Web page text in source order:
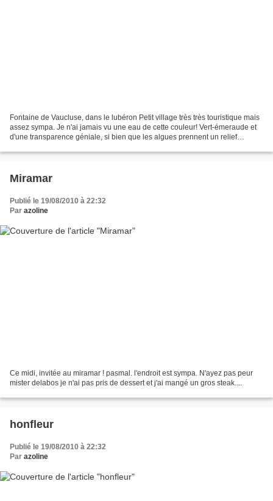
Fontaine de Vaucluse, dans le lubéron Petit village très très touristique mais
assez sympa. Je n'ai jamais vu une eau de cette couleur! Vert-émeraude et
d'une transparence géniale, si bien que les algues prennent un relief
Miramar
Publié le 19/08/2010 à 22:32
Par azoline
Ce midi, invitée au miramar ! pasmal. l'endroit est sympa. N'ayez pas peur
mister delabos je n'ai pas pris de dessert et j'ai mangé un gros steak....
honfleur
Publié le 19/08/2010 à 22:32
Par azoline